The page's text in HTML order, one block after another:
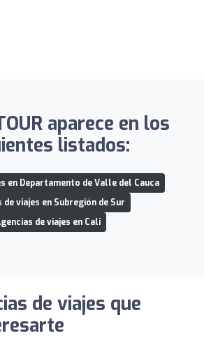
aparece en los
listados:
en Departamento de Valle del Cauca
de viajes en Subregión de Sur
de viajes en Cali
de viajes que